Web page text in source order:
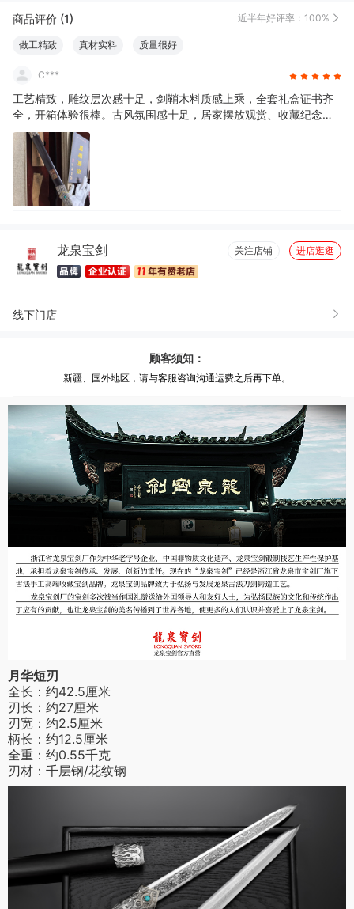
商品评价 (1) 近半年好评率：100%
做工精致 真材实料 质量很好
C***
工艺精致，雕纹层次感十足，剑鞘木料质感上乘，全套礼盒证书齐
全，开箱体验很棒。古风氛围感十足，居家摆放观赏、收藏纪念都
合适，能感受到传统铸剑工艺的用心。
龙泉宝剑 关注店铺 进店逛逛
线下门店
顾客须知：
新疆、国外地区，请与客服咨询沟通运费之后再下单。
月华短刃
全长：约42.5厘米
刃长：约27厘米
刃宽：约2.5厘米
柄长：约12.5厘米
全重：约0.55千克
刃材：千层钢/花纹钢